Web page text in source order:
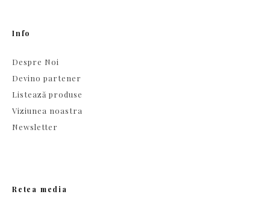
Info
Despre Noi
Devino partener
Listează produse
Viziunea noastra
Newsletter
Retea media